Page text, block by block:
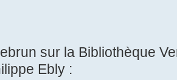
sur la Bibliothèque
Ebly :